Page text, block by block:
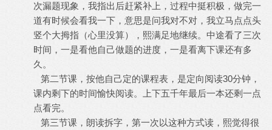
次漏题现象，我指出后赶紧补上，过程中挺积极，做完一
道有时候会看我一下，意思是问我对不对，我立马点点头
竖个大拇指（心里没算），熙满足地继续。中途看了三次
时间，一是看他自己做题的进度，一是看离下课还有多
久。
第二节课，按他自己定的课程表，是定向阅读30分钟，
课内剩下的时间愉快阅读。上下五千年最后一本还剩一点
点看完。
第三节课，朗读拆字，第一次以这种方式读，熙觉得很